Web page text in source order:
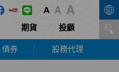
期貨 投顧
債券 股務代理